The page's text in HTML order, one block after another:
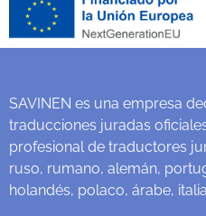
SAVINEN es una empresa
traducciones juradas
profesional de traductores
ruso, rumano, alemán,
holandés, polaco, árabe,